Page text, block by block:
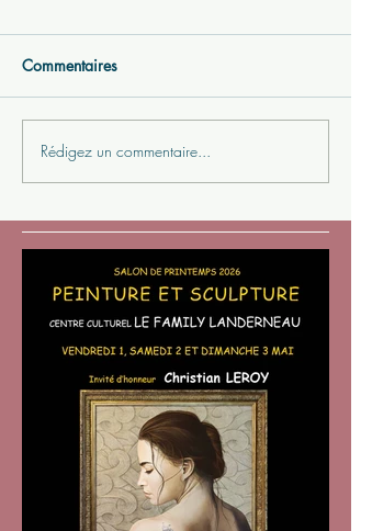
Commentaires
Rédigez un commentaire...